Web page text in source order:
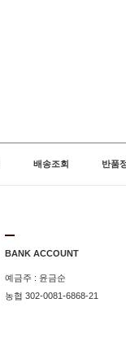
배송조회 반품
BANK ACCOUNT
예금주 : 윤금순
농협 302-0081-6868-21